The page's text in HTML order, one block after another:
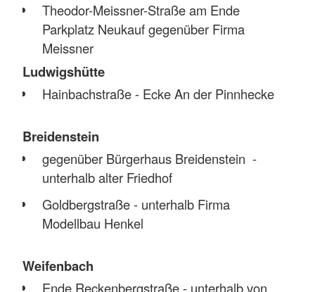
Theodor-Meissner-Straße am Ende
Parkplatz Neukauf gegenüber Firma
Meissner
Ludwigshütte
Hainbachstraße - Ecke An der Pinnhecke
Breidenstein
gegenüber Bürgerhaus Breidenstein -
unterhalb alter Friedhof
Goldbergstraße - unterhalb Firma
Modellbau Henkel
Weifenbach
Ende Reckenbergstraße - unterhalb von